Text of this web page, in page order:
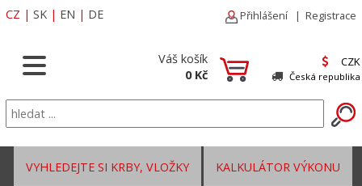
CZ | SK | EN | DE Přihlášení | Registrace
Váš košík
0 Kč
CZK
Česká republika
KALKULÁTOR VÝKONU
VYHLEDEJTE SI KRBY, VLOŽKY